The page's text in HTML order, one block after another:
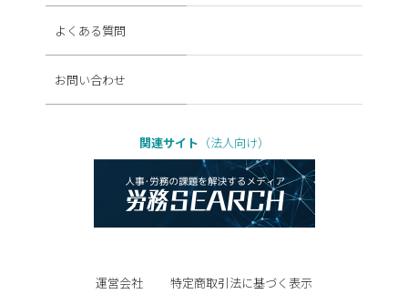
よくある質問
お問い合わせ
関連サイト （法人向け）
運営会社 特定商取引法に基づく表示